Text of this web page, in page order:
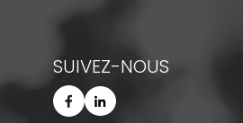
SUIVEZ-NOUS